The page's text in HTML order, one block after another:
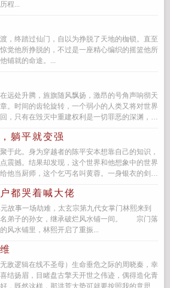
程...
，终踏过仙门，自以为挣脱了天地的枷锁。直至
觉他所挣脱的，不过是一座精心编织的摇篮他所
铺就的命途。...
远处升腾，旌旗随风飘扬，激昂的号角声响彻天
。时间的齿轮旋转，一个弱小的人类又将对世界
，只有在毁灭中重建权利是一切罪恶的深渊，世
躺平就变强
于此。身为穿越者的陈平安本想靠自己的知识，
震撼。结果却发现，这个世界和他想象中的世界
他当厨师，这个乞丐名叫黄蓉。一身银衣的剑仙
都哭着喊大佬
故事一场劫难，太玄宗第九代女掌门林熙来到
名弟子的孙女，继承破烂风水铺一间。 宗门落
风水铺里，林熙开启了重振...
敌逻辑在线不圣母）生命垂危之际的周晓秦，幸
结扬眉，目睹盘古擎天开世之伟迹，偶得造化青
，既然这样，那洪荒大势可就要按照我的意思走